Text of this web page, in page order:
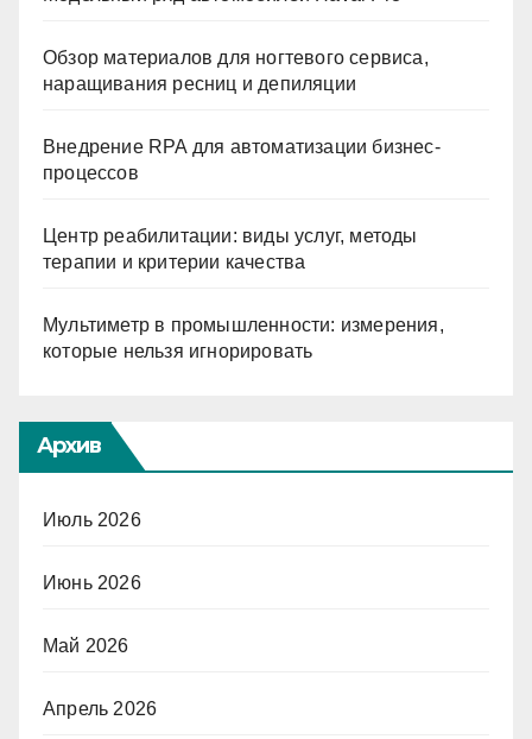
Обзор материалов для ногтевого сервиса,
наращивания ресниц и депиляции
Внедрение RPA для автоматизации бизнес-
процессов
Центр реабилитации: виды услуг, методы
терапии и критерии качества
Мультиметр в промышленности: измерения,
которые нельзя игнорировать
Архив
Июль 2026
Июнь 2026
Май 2026
Апрель 2026